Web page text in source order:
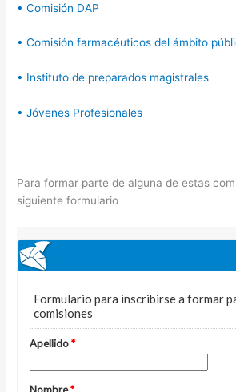
• Comisión DAP
• Comisión farmacéuticos del ámbito
• Instituto de preparados magistrales
• Jóvenes Profesionales
Para formar parte de alguna de estas
siguiente formulario